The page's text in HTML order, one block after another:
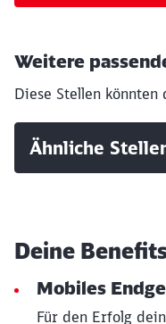
Weitere
Diese Stellen
Ähnliche
Deine
Mobiles
Für den Erfolg